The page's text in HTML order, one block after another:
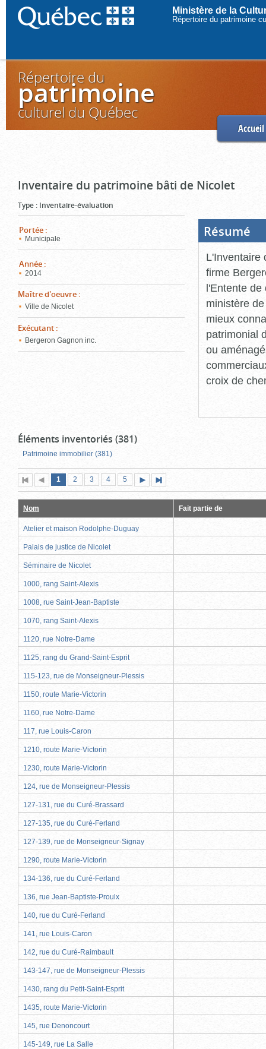
Ministère de la
Répertoire du patrimoine
Répertoire du
patrimoine
culturel du Québec
Accueil
Inventaire du patrimoine bâti de Nicolet
Type : Inventaire-évaluation
Portée :
Municipale
Année :
2014
Maître d'oeuvre :
Ville de Nicolet
Exécutant :
Bergeron Gagnon inc.
Résumé
L'Inventaire
firme
l'Entente de
ministère
mieux
patrimonial
ou
croix de
Éléments inventoriés (381)
Patrimoine immobilier (381)
Première
page
Page
précédente
Page
1 (page
actuelle)
Page
2 Page
3 Page
4 Page
5
suivante
page
Nom Fait partie de
Atelier et maison Rodolphe-Duguay
Palais de justice de Nicolet
Séminaire de Nicolet
1000, rang Saint-Alexis
1008, rue Saint-Jean-Baptiste
1070, rang Saint-Alexis
1120, rue Notre-Dame
1125, rang du Grand-Saint-Esprit
115-123, rue de Monseigneur-Plessis
1150, route Marie-Victorin
1160, rue Notre-Dame
117, rue Louis-Caron
1210, route Marie-Victorin
1230, route Marie-Victorin
124, rue de Monseigneur-Plessis
127-131, rue du Curé-Brassard
127-135, rue du Curé-Ferland
127-139, rue de Monseigneur-Signay
1290, route Marie-Victorin
134-136, rue du Curé-Ferland
136, rue Jean-Baptiste-Proulx
140, rue du Curé-Ferland
141, rue Louis-Caron
142, rue du Curé-Raimbault
143-147, rue de Monseigneur-Plessis
1430, rang du Petit-Saint-Esprit
1435, route Marie-Victorin
145, rue Denoncourt
145-149, rue La Salle